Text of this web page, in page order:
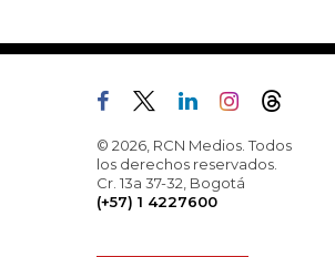
© 2026, RCN Medios. Todos
los derechos reservados.
Cr. 13a 37-32, Bogotá
(+57) 1 4227600